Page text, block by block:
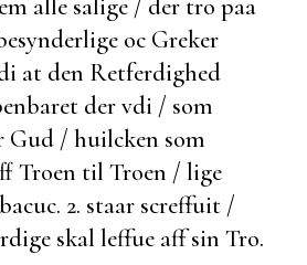
oc Greker
at den Retferdighed
der vdi / som
Gud / huilcken som
Troen til Troen / lige
2. staar screffuit /
skal leffue aff sin Tro.